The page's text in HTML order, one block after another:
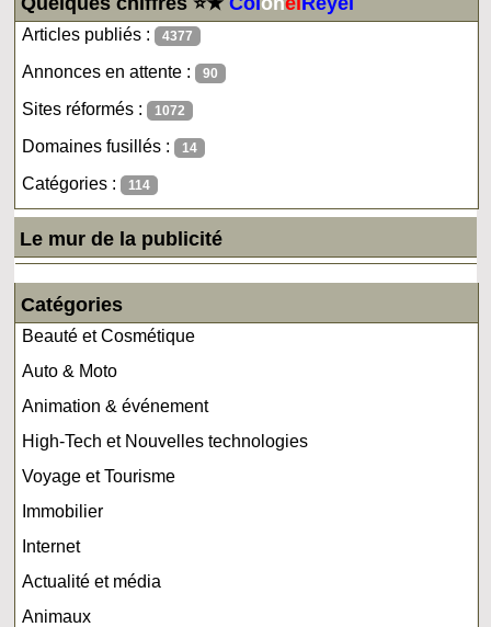
Articles publiés : 4377
Annonces en attente : 90
Sites réformés : 1072
Domaines fusillés : 14
Catégories : 114
Le mur de la publicité
Catégories
Beauté et Cosmétique
Auto & Moto
Animation & événement
High-Tech et Nouvelles technologies
Voyage et Tourisme
Immobilier
Internet
Actualité et média
Animaux